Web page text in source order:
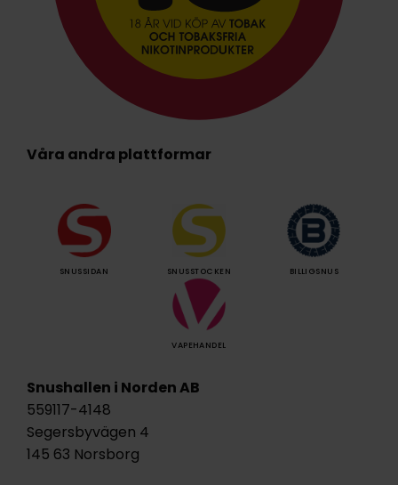
Våra andra plattformar
SNUSSIDAN SNUSSTOCKEN BILLIGSNUS
VAPEHANDEL
Snushallen i Norden AB
559117-4148
Segersbyvägen 4
145 63 Norsborg